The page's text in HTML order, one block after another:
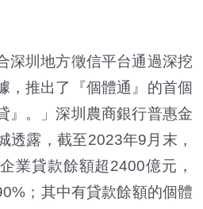
深圳地方徵信平台通過深挖
，推出了『個體通』的首個
。」深圳農商銀行普惠金
透露，截至2023年9月末，
業貸款餘額超2400億元，
；其中有貸款餘額的個體